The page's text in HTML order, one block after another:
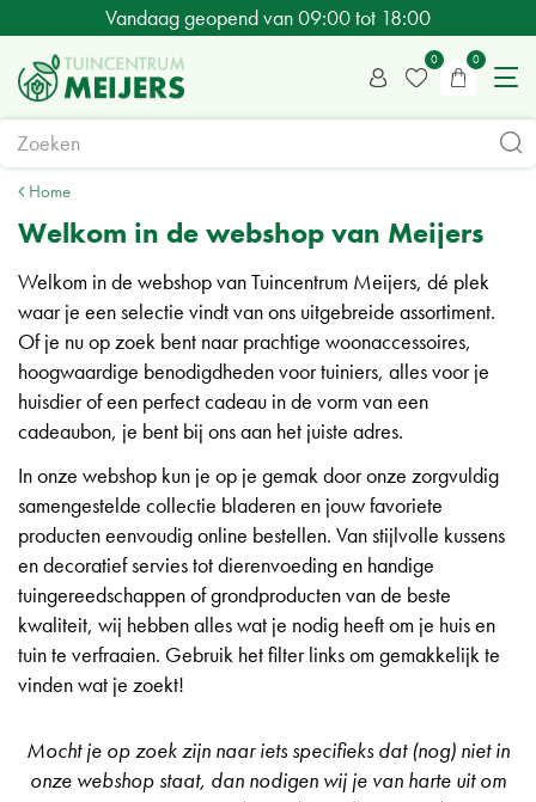
a
Home
Vandaag geopend van09:00tot 18:00
Welkom in de webshop van Meijers
Welkom in de webshop van Tuincentrum Meijers, dé plek
waar je een selectie vindt van ons uitgebreide assortiment.
Of je nu op zoek bent naar prachtige woonaccessoires,
hoogwaardige benodigdheden voor tuiniers, alles voor je
huisdier of een perfect cadeau in de vorm van een
cadeaubon, je bent bij ons aan het juiste adres.
In onze webshop kun je op je gemak door onze zorgvuldig
samengestelde collectie bladeren en jouw favoriete
producten eenvoudig online bestellen. Van stijlvolle kussens
en decoratief servies tot dierenvoeding en handige
tuingereedschappen of grondproducten van de beste
kwaliteit, wij hebben alles wat je nodig heeft om je huis en
tuin te verfraaien. Gebruik het filter links om gemakkelijk te
vinden wat je zoekt!
Mocht je op zoek zijn naar iets specifieks dat (nog) niet in
onze webshop staat, dan nodigen wij je van harte uit om